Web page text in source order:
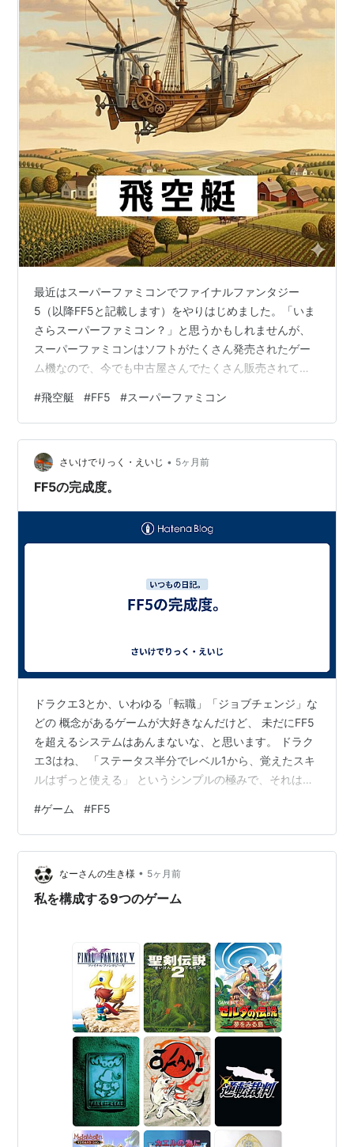
最近はスーパーファミコンでファイナルファンタジー
5（以降FF5と記載します）をやりはじめました。「いま
さらスーパーファミコン？」と思うかもしれませんが、
スーパーファミコンはソフトがたくさん発売されたゲー
ム機なので、今でも中古屋さんでたくさん販売されてま
て、ゲームを進めていく中で、飛空艇に乗ることができ
るようになったのですが、困ったことが起こりました。
乗り方がわからなくなってしまったのです。正確に言う
と、火力船から橋を伝って飛空艇に乗り込んだ場合の発
進の仕方が分からなくなってしまったのです。 それで15
#飛空艇 #FF5 #スーパーファミコン
さいけでりっく・えいじ • 5ヶ月前
FF5の完成度。
ドラクエ3とか、いわゆる「転職」「ジョブチェンジ」な
どの 概念があるゲームが大好きなんだけど、 未だにFF5
を超えるシステムはあんまないな、と思います。 ドラク
エ3はね、 「ステータス半分でレベル1から、覚えたスキ
ルはずっと使える」 というシンプルの極みで、それはそ
一歩抜け出して、 かつ現代でも通用するシステムだと思
うのよ。 まずジョブチェンジが完全に自由。 どのタイミ
ングでどのジョブになってもいい。 勝てるかは別問題だ
けど。 で、そこで覚えたアビリティを別のジョブで1つく
っつけられる。 アビリティを覚えるには、戦闘で経験
#ゲーム #FF5
なーさんの生き様 • 5ヶ月前
私を構成する9つのゲーム